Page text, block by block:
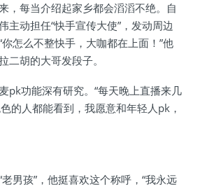
，每当介绍起家乡都会滔滔不绝。自
主动担任“快手宣传大使”，发动周边
怎么不整快手，大咖都在上面！”他
二胡的大哥发段子。
pk功能深有研究。“每天晚上直播来几
的人都能看到，我愿意和年轻人pk，
男孩”，他挺喜欢这个称呼，“我永远